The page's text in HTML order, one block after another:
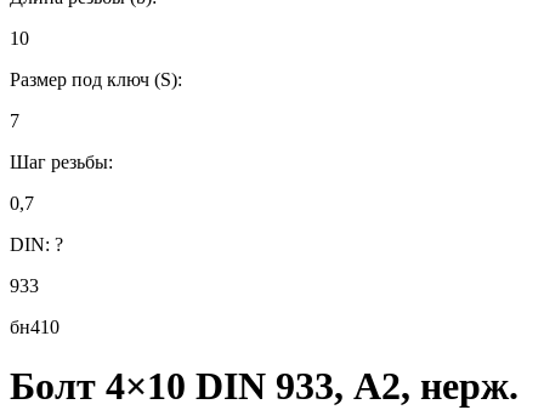
10
Размер под ключ (S):
7
Шаг резьбы:
0,7
DIN: ?
933
бн410
Болт 4×10 DIN 933, А2, нерж.